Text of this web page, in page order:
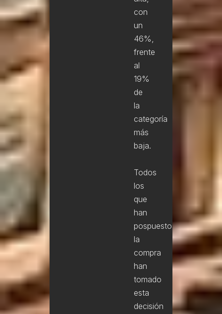
con
un
46%,
frente
al
19%
de
la
categoría
más
baja.
Todos
los
que
han
pospuesto
la
compra
han
tomado
esta
decisión